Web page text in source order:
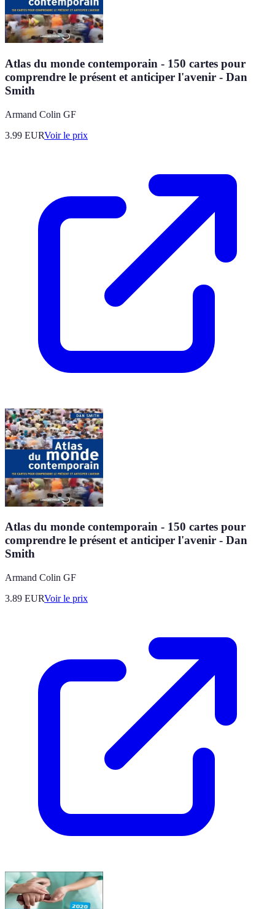
Atlas du monde contemporain - 150 cartes pour
comprendre le présent et anticiper l'avenir - Dan
Smith
Armand Colin GF
3.99 EURVoir le prix
Atlas du monde contemporain - 150 cartes pour
comprendre le présent et anticiper l'avenir - Dan
Smith
Armand Colin GF
3.89 EURVoir le prix